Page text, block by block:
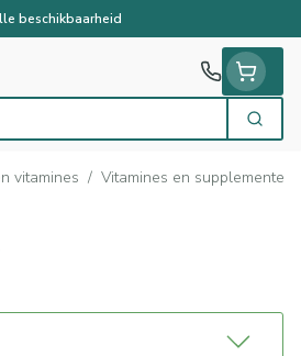
beschikbaarheid
Zoek
vitamines / Vitamines en supplementen